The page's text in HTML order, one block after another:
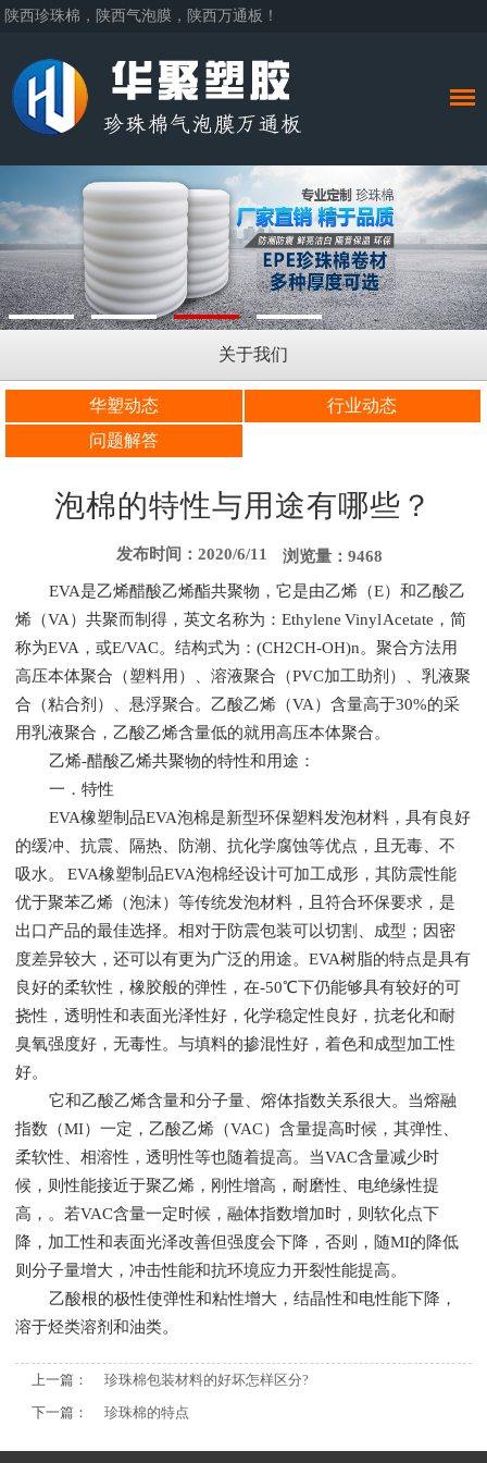
陕西珍珠棉，陕西气泡膜，陕西万通板！
关于我们
华塑动态
行业动态
问题解答
泡棉的特性与用途有哪些？
发布时间：2020/6/11 浏览量：9468
EVA是乙烯醋酸乙烯酯共聚物，它是由乙烯（E）和乙酸乙
烯（VA）共聚而制得，英文名称为：Ethylene Vinyl Acetate，简
称为EVA，或E/VAC。结构式为：(CH2CH-OH)n。聚合方法用
高压本体聚合（塑料用）、溶液聚合（PVC加工助剂）、乳液聚
合（粘合剂）、悬浮聚合。乙酸乙烯（VA）含量高于30%的采
用乳液聚合，乙酸乙烯含量低的就用高压本体聚合。
乙烯-醋酸乙烯共聚物的特性和用途：
一．特性
EVA橡塑制品EVA泡棉是新型环保塑料发泡材料，具有良好
的缓冲、抗震、隔热、防潮、抗化学腐蚀等优点，且无毒、不
吸水。 EVA橡塑制品EVA泡棉经设计可加工成形，其防震性能
优于聚苯乙烯（泡沫）等传统发泡材料，且符合环保要求，是
出口产品的最佳选择。相对于防震包装可以切割、成型；因密
度差异较大，还可以有更为广泛的用途。EVA树脂的特点是具有
良好的柔软性，橡胶般的弹性，在-50℃下仍能够具有较好的可
挠性，透明性和表面光泽性好，化学稳定性良好，抗老化和耐
臭氧强度好，无毒性。与填料的掺混性好，着色和成型加工性
好。
它和乙酸乙烯含量和分子量、熔体指数关系很大。当熔融
指数（MI）一定，乙酸乙烯（VAC）含量提高时候，其弹性、
柔软性、相溶性，透明性等也随着提高。当VAC含量减少时
候，则性能接近于聚乙烯，刚性增高，耐磨性、电绝缘性提
高，。若VAC含量一定时候，融体指数增加时，则软化点下
降，加工性和表面光泽改善但强度会下降，否则，随MI的降低
则分子量增大，冲击性能和抗环境应力开裂性能提高。
乙酸根的极性使弹性和粘性增大，结晶性和电性能下降，
溶于烃类溶剂和油类。
上一篇：
珍珠棉包装材料的好坏怎样区分?
下一篇：
珍珠棉的特点